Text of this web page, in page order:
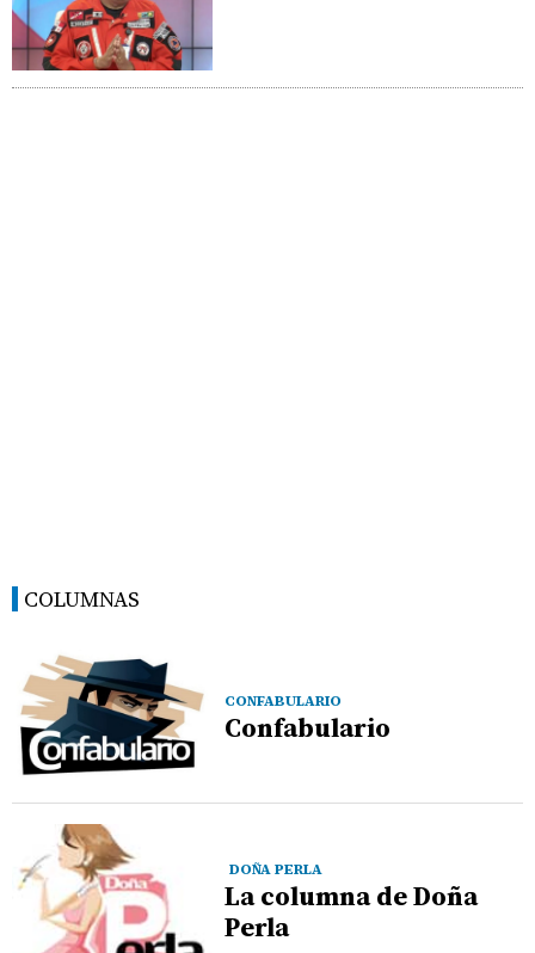
COLUMNAS
CONFABULARIO
Confabulario
DOÑA PERLA
La columna de Doña
Perla